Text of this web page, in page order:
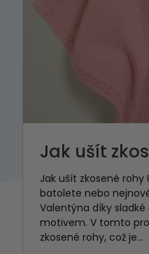
Jak ušít
Jak ušít zkosené rohy
batolete nebo
Valentýna díky
motivem. V tomto
zkosené rohy, což je...